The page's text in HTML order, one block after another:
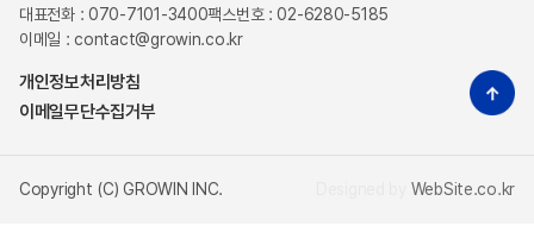
대표전화 : 070-7101-3400팩스번호 : 02-6280-5185
이메일 : contact@growin.co.kr
개인정보처리방침
이메일무단수집거부
Copyright (C) GROWIN INC. WebSite.co.kr